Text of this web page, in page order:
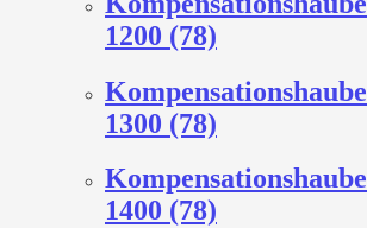
1200 (78)
Kompensationshaube
1300 (78)
Kompensationshaube
1400 (78)